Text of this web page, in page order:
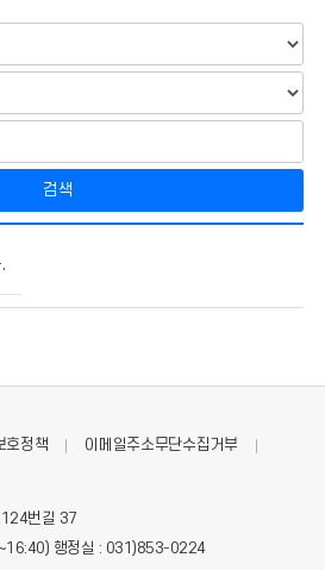
검색
호정책
이메일주소무단수집거부
번길 37
행정실 : 031)853-0224